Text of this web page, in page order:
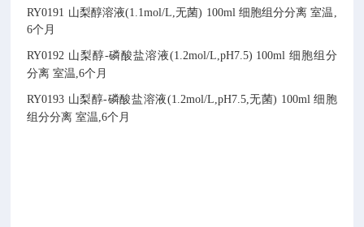
RY0191 山梨醇溶液(1.1mol/L,无菌) 100ml 细胞组分分离 室温,
6个月
RY0192 山梨醇-磷酸盐溶液(1.2mol/L,pH7.5) 100ml 细胞组分
分离 室温,6个月
RY0193 山梨醇-磷酸盐溶液(1.2mol/L,pH7.5,无菌) 100ml 细胞
组分分离 室温,6个月